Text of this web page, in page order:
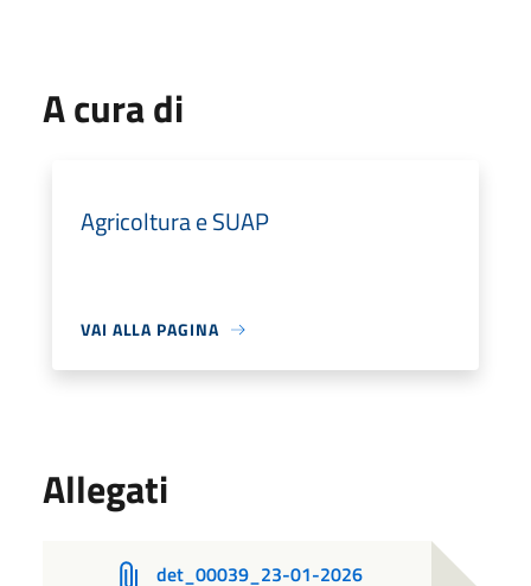
A cura di
Agricoltura e SUAP
VAI ALLA PAGINA
Allegati
det_00039_23-01-2026